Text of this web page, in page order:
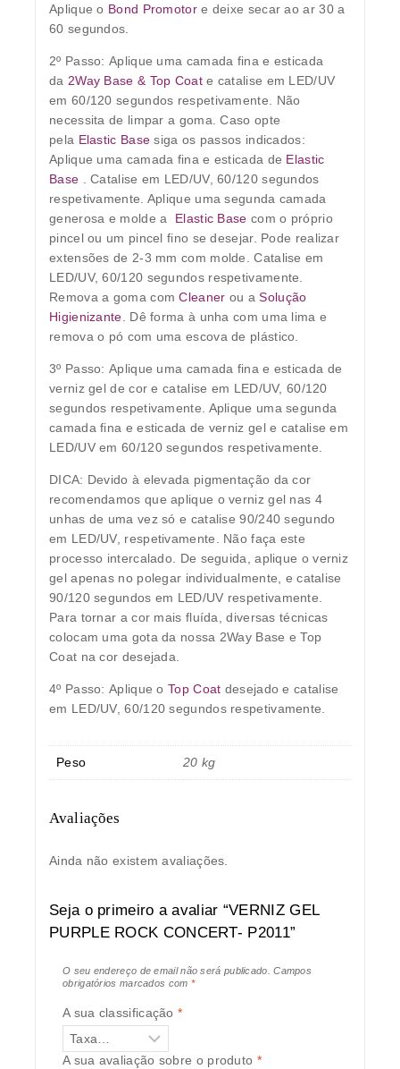
Aplique o Bond Promotore deixe secar ao ar 30 a
60 segundos.
2º Passo: Aplique uma camada fina e esticada
da 2Way Base & Top Coate catalise em LED/UV
em 60/120 segundos respetivamente. Não
necessita de limpar a goma. Caso opte
pela Elastic Base siga os passos indicados:
Aplique uma camada fina e esticada de Elastic
Base
. Catalise em LED/UV, 60/120 segundos
respetivamente. Aplique uma segunda camada
generosa e molde a
Elastic Base com o próprio
pincel ou um pincel fino se desejar. Pode realizar
extensões de 2-3 mm com molde. Catalise em
LED/UV, 60/120 segundos respetivamente.
Remova a goma comCleaner ou aSolução
Higienizante . Dê forma à unha com uma lima e
remova o pó com uma escova de plástico.
3º Passo: Aplique uma camada fina e esticada de
verniz gel de cor e catalise em LED/UV, 60/120
segundos respetivamente. Aplique uma segunda
camada fina e esticada de verniz gel e catalise em
LED/UV em 60/120 segundos respetivamente.
DICA: Devido à elevada pigmentação da cor
recomendamos que aplique o verniz gel nas 4
unhas de uma vez só e catalise 90/240 segundo
em LED/UV, respetivamente. Não faça este
processo intercalado. De seguida, aplique o verniz
gel apenas no polegar individualmente, e catalise
90/120 segundos em LED/UV respetivamente.
Para tornar a cor mais fluída, diversas técnicas
colocam uma gota da nossa 2Way Base e Top
Coat na cor desejada.
4º Passo: Aplique oTop Coat desejado e catalise
em LED/UV, 60/120 segundos respetivamente.
Peso 20 kg
Avaliações
Ainda não existem avaliações.
Seja o primeiro a avaliar “VERNIZ GEL
PURPLE ROCK CONCERT- P2011”
O seu endereço de email não será publicado.
Campos
obrigatórios marcados com *
A sua classificação*
A sua avaliação sobre o produto *